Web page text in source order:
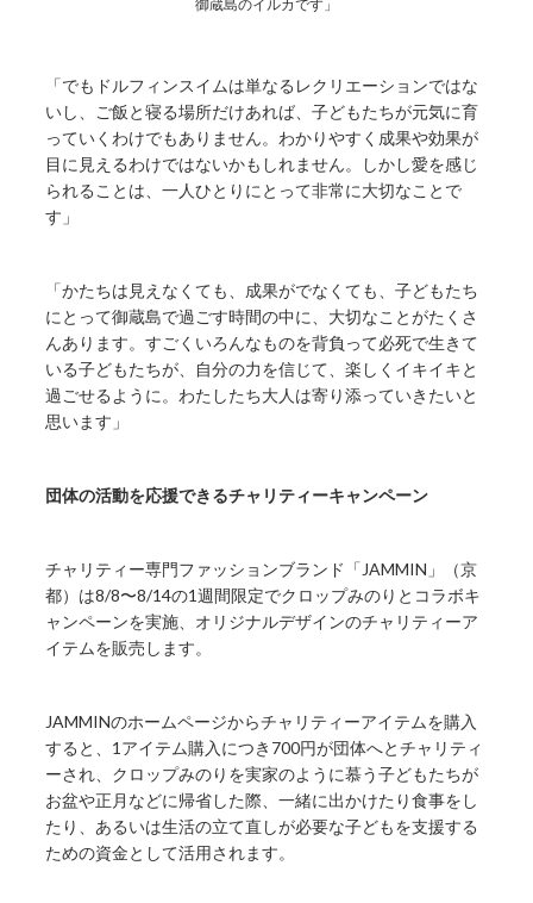
御蔵島のイルカです」
「でもドルフィンスイムは単なるレクリエーションではな
いし、ご飯と寝る場所だけあれば、子どもたちが元気に育
っていくわけでもありません。わかりやすく成果や効果が
目に見えるわけではないかもしれません。しかし愛を感じ
られることは、一人ひとりにとって非常に大切なことで
す」
「かたちは見えなくても、成果がでなくても、子どもたち
にとって御蔵島で過ごす時間の中に、大切なことがたくさ
んあります。すごくいろんなものを背負って必死で生きて
いる子どもたちが、自分の力を信じて、楽しくイキイキと
過ごせるように。わたしたち大人は寄り添っていきたいと
思います」
団体の活動を応援できるチャリティーキャンペーン
チャリティー専門ファッションブランド「JAMMIN」（京
都）は8/8〜8/14の1週間限定でクロップみのりとコラボキ
ャンペーンを実施、オリジナルデザインのチャリティーア
イテムを販売します。
JAMMINのホームページからチャリティーアイテムを購入
すると、1アイテム購入につき700円が団体へとチャリティ
ーされ、クロップみのりを実家のように慕う子どもたちが
お盆や正月などに帰省した際、一緒に出かけたり食事をし
たり、あるいは生活の立て直しが必要な子どもを支援する
ための資金として活用されます。